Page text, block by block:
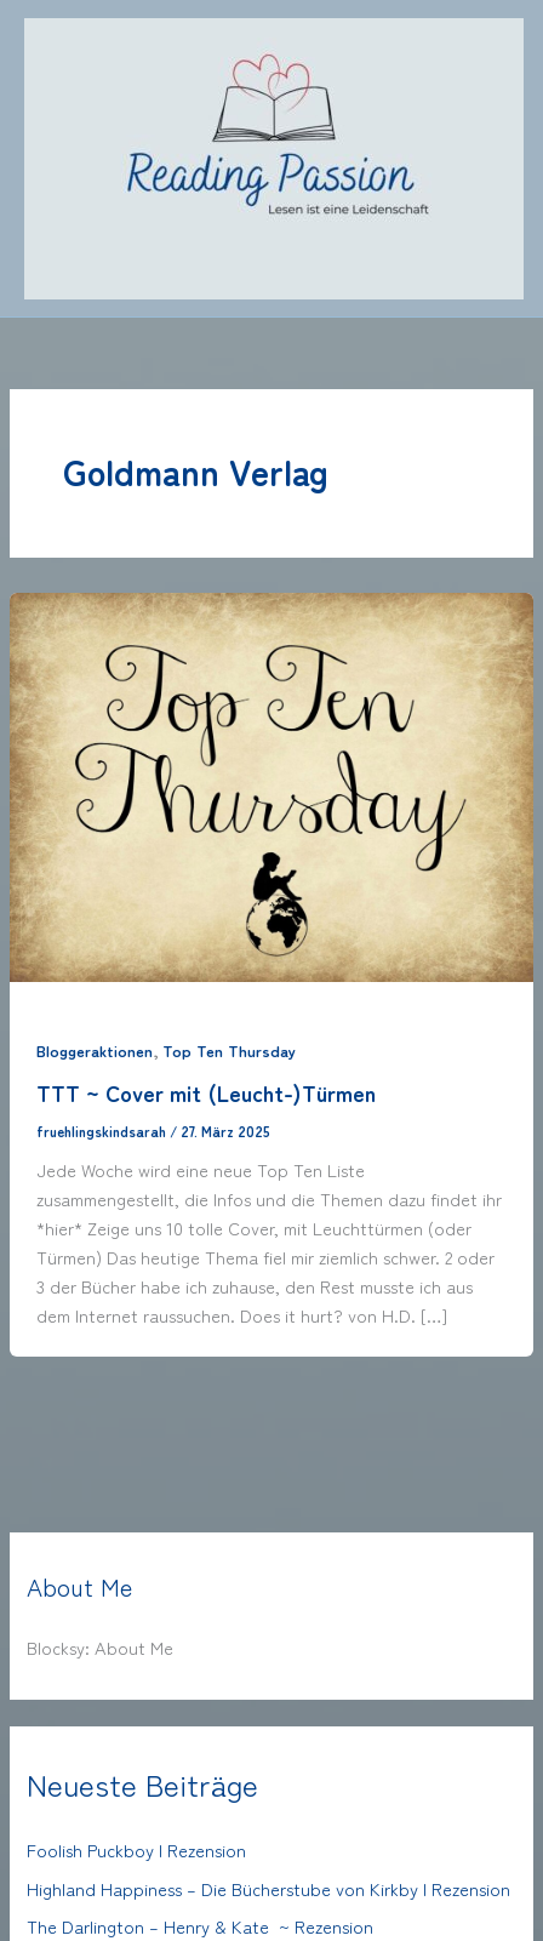
Zum
Goldmann Verlag
Bloggeraktionen, Top Ten Thursday
TTT ~ Cover mit (Leucht-)Türmen
fruehlingskindsarah / 27. März 2025
Jede Woche wird eine neue Top Ten Liste
zusammengestellt, die Infos und die Themen dazu findet ihr
*hier* Zeige uns 10 tolle Cover, mit Leuchttürmen (oder
Türmen) Das heutige Thema fiel mir ziemlich schwer. 2 oder
3 der Bücher habe ich zuhause, den Rest musste ich aus
dem Internet raussuchen. Does it hurt? von H.D. […]
About Me
Blocksy: About Me
Neueste Beiträge
Foolish Puckboy | Rezension
Highland Happiness – Die Bücherstube von Kirkby | Rezension
The Darlington – Henry & Kate ~ Rezension